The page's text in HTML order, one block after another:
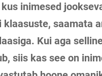
inimesed
klaasuste, saamata
Kui aga
siis kas see on